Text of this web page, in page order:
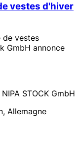
vestes d'hiver
de vestes
GmbH annonce
STOCK GmbH
Allemagne